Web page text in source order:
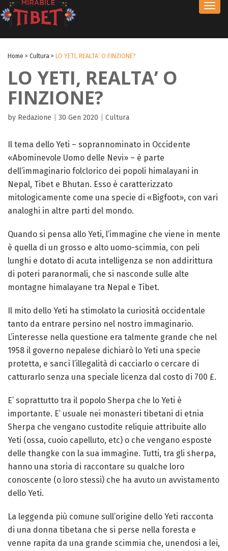
Home > Cultura > LO YETI, REALTA’ O FINZIONE?
LO YETI, REALTA’ O
FINZIONE?
by Redazione 30 Gen 2020 Cultura
Il tema dello Yeti – soprannominato in Occidente
«Abominevole Uomo delle Nevi» – è parte
dell’immaginario folclorico dei popoli himalayani in
Nepal, Tibet e Bhutan. Esso è caratterizzato
mitologicamente come una specie di «Bigfoot», con vari
analoghi in altre parti del mondo.
Quando si pensa allo Yeti, l’immagine che viene in mente
è quella di un grosso e alto uomo-scimmia, con peli
lunghi e dotato di acuta intelligenza se non addirittura
di poteri paranormali, che si nasconde sulle alte
montagne himalayane tra Nepal e Tibet.
Il mito dello Yeti ha stimolato la curiosità occidentale
tanto da entrare persino nel nostro immaginario.
L’interesse nella questione era talmente grande che nel
1958 il governo nepalese dichiarò lo Yeti una specie
protetta, e sancì l’illegalità di cacciarlo o cercare di
catturarlo senza una speciale licenza dal costo di 700 £.
E’ soprattutto tra il popolo Sherpa che lo Yeti è
importante. E’ usuale nei monasteri tibetani di etnia
Sherpa che vengano custodite reliquie attribuite allo
Yeti (ossa, cuoio capelluto, etc) o che vengano esposte
delle thangke con la sua immagine. Tutti, tra gli sherpa,
hanno una storia di raccontare su qualche loro
conoscente (o loro stessi) che ha avuto un avvistamento
dello Yeti.
La leggenda più comune sull’origine dello Yeti racconta
di una donna tibetana che si perse nella foresta e
venne rapita da una grande scimmia che, unendosi a lei,